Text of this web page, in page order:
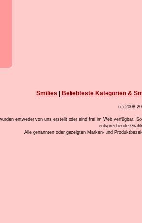
Smilies Beliebteste Kategorien &
(c) 2008-
entweder von uns erstellt oder sind frei im Web verfügbar.
entsprechende
Alle genannten oder gezeigten Marken- und